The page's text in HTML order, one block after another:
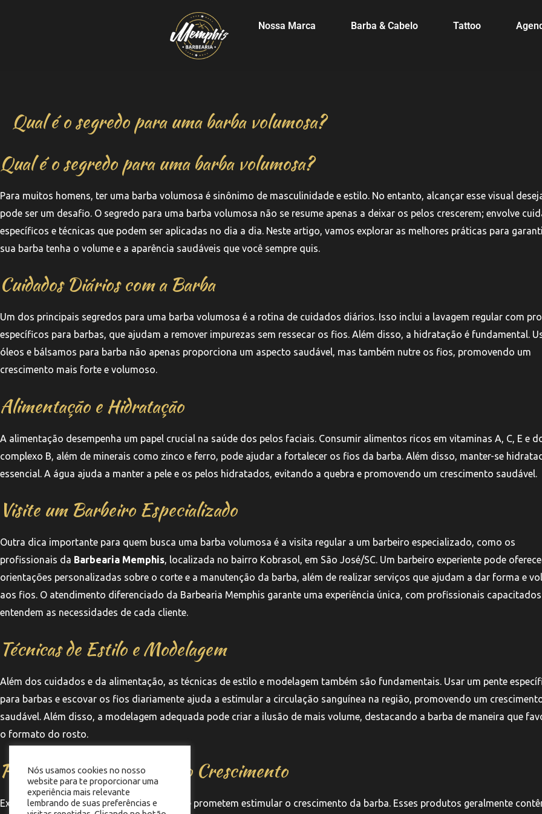
Nossa Marca Barba & Cabelo Tattoo
Qual é o segredo para uma barba volumosa?
Qual é o segredo para uma barba volumosa?
Para muitos homens, ter uma barba volumosa é sinônimo de masculinidade e estilo. No entanto, alcançar esse visual
pode ser um desafio. O segredo para uma barba volumosa não se resume apenas a deixar os pelos crescerem; envolve
específicos e técnicas que podem ser aplicadas no dia a dia. Neste artigo, vamos explorar as melhores práticas para
sua barba tenha o volume e a aparência saudáveis que você sempre quis.
Cuidados Diários com a Barba
Um dos principais segredos para uma barba volumosa é a rotina de cuidados diários. Isso inclui a lavagem regular com
específicos para barbas, que ajudam a remover impurezas sem ressecar os fios. Além disso, a hidratação é fundamental.
óleos e bálsamos para barba não apenas proporciona um aspecto saudável, mas também nutre os fios, promovendo um
crescimento mais forte e volumoso.
Alimentação e Hidratação
A alimentação desempenha um papel crucial na saúde dos pelos faciais. Consumir alimentos ricos em vitaminas A, C, E e
complexo B, além de minerais como zinco e ferro, pode ajudar a fortalecer os fios da barba. Além disso, manter-se
essencial. A água ajuda a manter a pele e os pelos hidratados, evitando a quebra e promovendo um crescimento saudável.
Visite um Barbeiro Especializado
Outra dica importante para quem busca uma barba volumosa é a visita regular a um barbeiro especializado, como os
profissionais da Barbearia Memphis, localizada no bairro Kobrasol, em São José/SC. Um barbeiro experiente pode
orientações personalizadas sobre o corte e a manutenção da barba, além de realizar serviços que ajudam a dar forma e
aos fios. O atendimento diferenciado da Barbearia Memphis garante uma experiência única, com profissionais
entendem as necessidades de cada cliente.
Técnicas de Estilo e Modelagem
Além dos cuidados e da alimentação, as técnicas de estilo e modelagem também são fundamentais. Usar um pente
para barbas e escovar os fios diariamente ajuda a estimular a circulação sanguínea na região, promovendo um
saudável. Além disso, a modelagem adequada pode criar a ilusão de mais volume, destacando a barba de maneira que
o formato do rosto.
Produtos para Estímulo do Crescimento
Existem também produtos no mercado que prometem estimular o crescimento da barba. Esses produtos geralmente
Nós usamos cookies no nosso
website para te proporcionar uma
experiência mais relevante
lembrando de suas preferências e